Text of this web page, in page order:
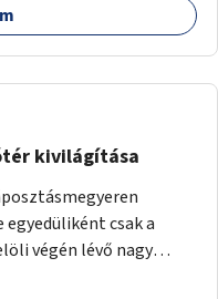
kivilágítása
csak a
végén lévő nagy